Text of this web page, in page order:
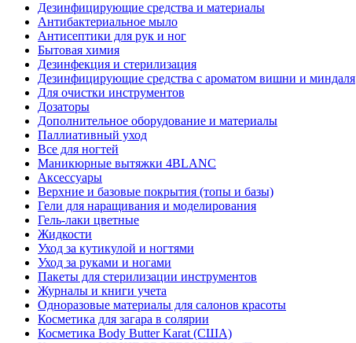
Дезинфицирующие средства и материалы
Антибактериальное мыло
Антисептики для рук и ног
Бытовая химия
Дезинфекция и стерилизация
Дезинфицирующие средства с ароматом вишни и миндаля
Для очистки инструментов
Дозаторы
Дополнительное оборудование и материалы
Паллиативный уход
Все для ногтей
Маникюрные вытяжки 4BLANC
Аксессуары
Верхние и базовые покрытия (топы и базы)
Гели для наращивания и моделирования
Гель-лаки цветные
Жидкости
Уход за кутикулой и ногтями
Уход за руками и ногами
Пакеты для стерилизации инструментов
Журналы и книги учета
Одноразовые материалы для салонов красоты
Косметика для загара в солярии
Косметика Body Butter Karat (США)